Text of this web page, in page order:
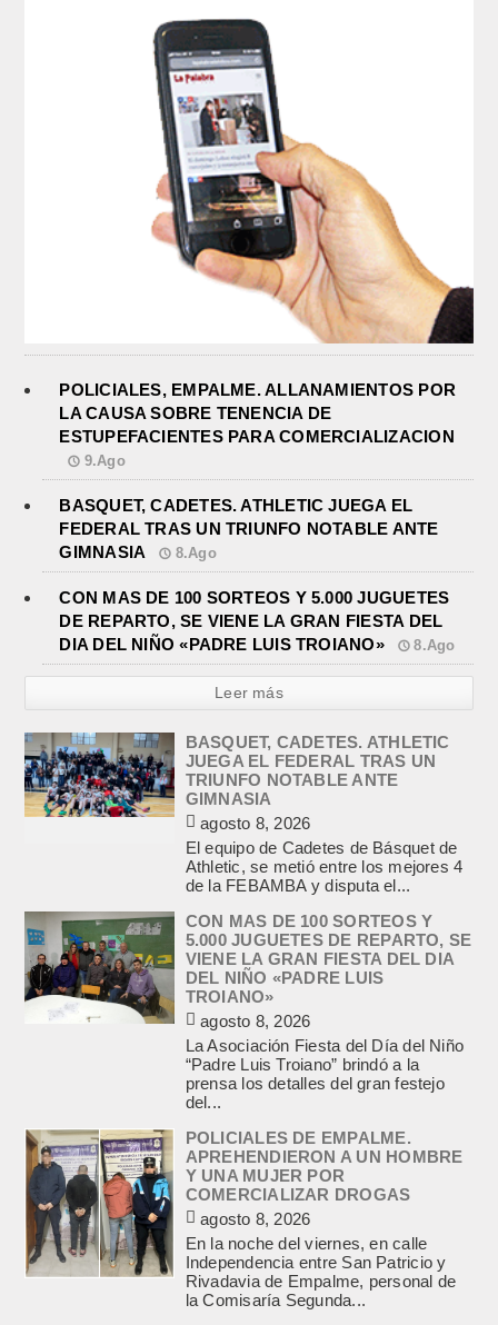
POLICIALES, EMPALME. ALLANAMIENTOS POR
LA CAUSA SOBRE TENENCIA DE
ESTUPEFACIENTES PARA COMERCIALIZACION
9.Ago
BASQUET, CADETES. ATHLETIC JUEGA EL
FEDERAL TRAS UN TRIUNFO NOTABLE ANTE
GIMNASIA
8.Ago
CON MAS DE 100 SORTEOS Y 5.000 JUGUETES
DE REPARTO, SE VIENE LA GRAN FIESTA DEL
DIA DEL NIÑO «PADRE LUIS TROIANO»
8.Ago
Leer más
BASQUET, CADETES. ATHLETIC
JUEGA EL FEDERAL TRAS UN
TRIUNFO NOTABLE ANTE
GIMNASIA
agosto 8, 2026
El equipo de Cadetes de Básquet de
Athletic, se metió entre los mejores 4
de la FEBAMBA y disputa el...
CON MAS DE 100 SORTEOS Y
5.000 JUGUETES DE REPARTO, SE
VIENE LA GRAN FIESTA DEL DIA
DEL NIÑO «PADRE LUIS
TROIANO»
agosto 8, 2026
La Asociación Fiesta del Día del Niño
“Padre Luis Troiano” brindó a la
prensa los detalles del gran festejo
del...
POLICIALES DE EMPALME.
APREHENDIERON A UN HOMBRE
Y UNA MUJER POR
COMERCIALIZAR DROGAS
agosto 8, 2026
En la noche del viernes, en calle
Independencia entre San Patricio y
Rivadavia de Empalme, personal de
la Comisaría Segunda...